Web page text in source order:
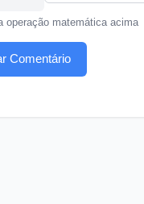
operação matemática acima
Comentário